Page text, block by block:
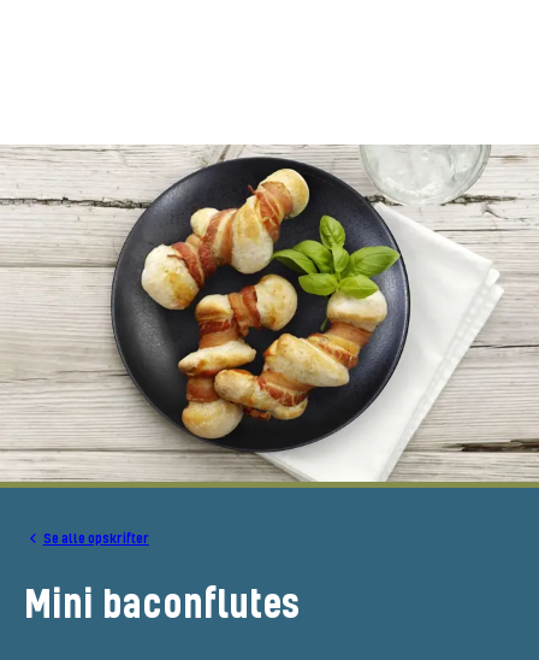
Se alle opskrifter
Mini baconflutes